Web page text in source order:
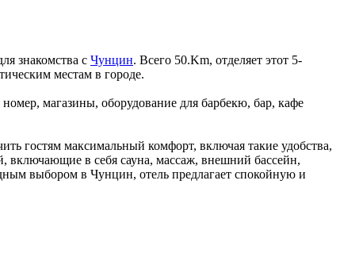
знакомства с Чунцин. Всего 50.Km, отделяет этот 5-
местам в городе.
магазины, оборудование для барбекю, бар, кафе
гостям максимальный комфорт, включая такие удобства,
включающие в себя сауна, массаж, внешний бассейн,
выбором в Чунцин, отель предлагает спокойную и